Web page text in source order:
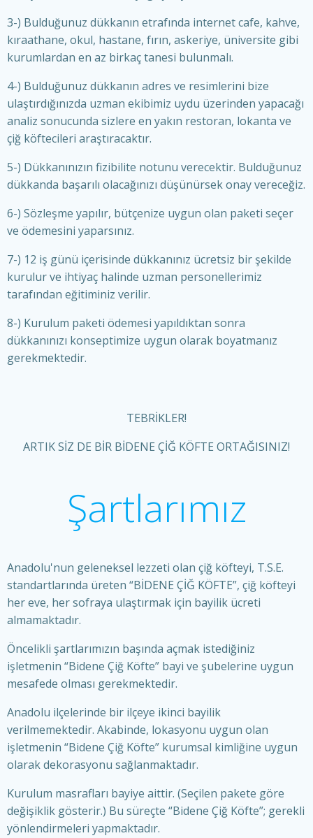
3-) Bulduğunuz dükkanın etrafında internet cafe, kahve,
kıraathane, okul, hastane, fırın, askeriye, üniversite gibi
kurumlardan en az birkaç tanesi bulunmalı.
4-) Bulduğunuz dükkanın adres ve resimlerini bize
ulaştırdığınızda uzman ekibimiz uydu üzerinden yapacağı
analiz sonucunda sizlere en yakın restoran, lokanta ve
çiğ köftecileri araştıracaktır.
5-) Dükkanınızın fizibilite notunu verecektir. Bulduğunuz
dükkanda başarılı olacağınızı düşünürsek onay vereceğiz.
6-) Sözleşme yapılır, bütçenize uygun olan paketi seçer
ve ödemesini yaparsınız.
7-) 12 iş günü içerisinde dükkanınız ücretsiz bir şekilde
kurulur ve ihtiyaç halinde uzman personellerimiz
tarafından eğitiminiz verilir.
8-) Kurulum paketi ödemesi yapıldıktan sonra
dükkanınızı konseptimize uygun olarak boyatmanız
gerekmektedir.
TEBRİKLER!
ARTIK SİZ DE BİR BİDENE ÇİĞ KÖFTE ORTAĞISINIZ!
Şartlarımız
Anadolu'nun geleneksel lezzeti olan çiğ köfteyi, T.S.E.
standartlarında üreten “BİDENE ÇİĞ KÖFTE”, çiğ köfteyi
her eve, her sofraya ulaştırmak için bayilik ücreti
almamaktadır.
Öncelikli şartlarımızın başında açmak istediğiniz
işletmenin “Bidene Çiğ Köfte” bayi ve şubelerine uygun
mesafede olması gerekmektedir.
Anadolu ilçelerinde bir ilçeye ikinci bayilik
verilmemektedir. Akabinde, lokasyonu uygun olan
işletmenin “Bidene Çiğ Köfte” kurumsal kimliğine uygun
olarak dekorasyonu sağlanmaktadır.
Kurulum masrafları bayiye aittir. (Seçilen pakete göre
değişiklik gösterir.) Bu süreçte “Bidene Çiğ Köfte”; gerekli
yönlendirmeleri yapmaktadır.